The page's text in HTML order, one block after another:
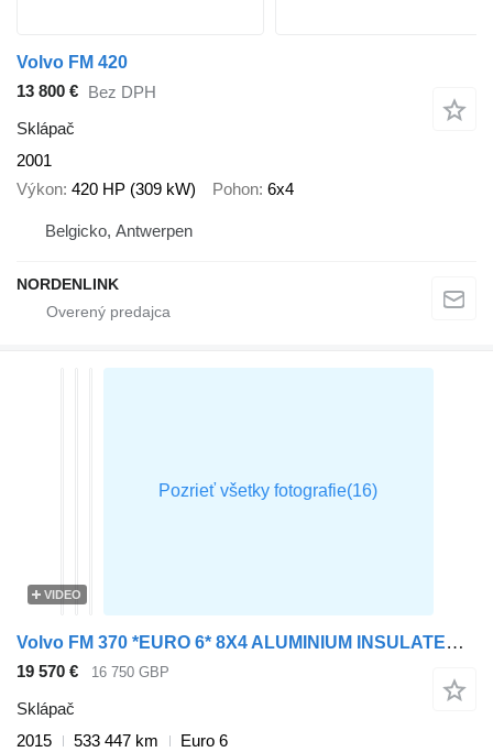
Volvo FM 420
13 800 € Bez DPH
Sklápač
2001
Výkon 420 HP (309 kW) Pohon 6x4
Belgicko, Antwerpen
NORDENLINK
VIDEO
Volvo FM 370 *EURO 6* 8X4 ALUMINIUM INSULATED TIPPER – 2015 – CP15 DAY
19 570 € 16 750 GBP
Sklápač
2015
533 447 km
Euro 6